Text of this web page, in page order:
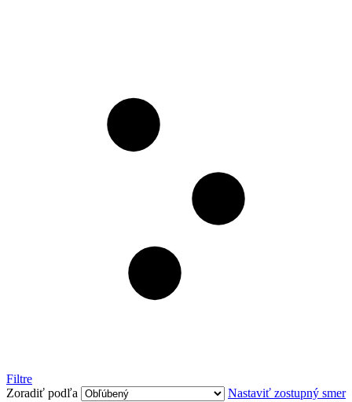
Povinná výbava
Filtre
Zoradiť podľa
Nastaviť zostupný smer